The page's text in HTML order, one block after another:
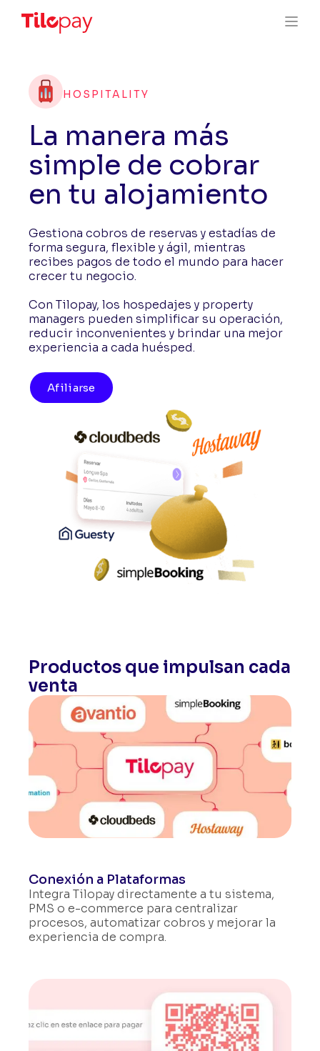
HOSPITALITY
La manera más
simple de cobrar
en tu alojamiento
Gestiona cobros de reservas y estadías de
forma segura, flexible y ágil, mientras
recibes pagos de todo el mundo para hacer
crecer tu negocio.
Con Tilopay, los hospedajes y property
managers pueden simplificar su operación,
reducir inconvenientes y brindar una mejor
experiencia a cada huésped.
Afiliarse
Productos que impulsan cada
venta
Conexión a Plataformas
Integra Tilopay directamente a tu sistema,
PMS o e-commerce para centralizar
procesos, automatizar cobros y mejorar la
experiencia de compra.